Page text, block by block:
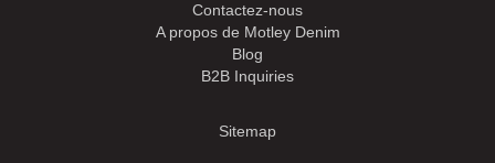
Contactez-nous
A propos de Motley Denim
Blog
B2B Inquiries
Sitemap